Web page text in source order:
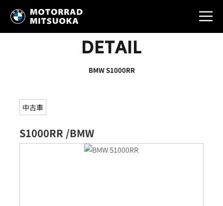
DETAIL
BMW S1000RR
中古車
S1000RR /BMW